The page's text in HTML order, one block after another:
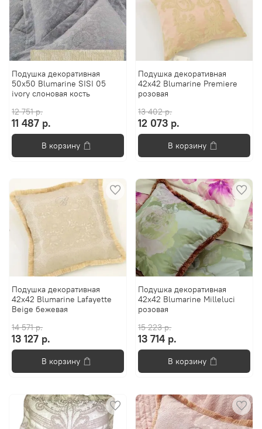
Подушка декоративная
50х50 Blumarine SISI 05
ivory слоновая кость
12 751 р.
11 487 р.
В корзину
Подушка декоративная
42х42 Blumarine Premiere
розовая
13 402 р.
12 073 р.
В корзину
Подушка декоративная
42х42 Blumarine Lafayette
Beige бежевая
14 571 р.
13 127 р.
В корзину
Подушка декоративная
42х42 Blumarine Milleluci
розовая
15 223 р.
13 714 р.
В корзину